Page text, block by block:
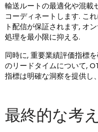
輸送ルートの最適化や混載
コーディネートします. こ
ト配信が保証されます, オ
処理を最小限に抑える.
同時に, 重要業績評価指標
のリードタイムについて,
指標は明確な洞察を提供し
最終的な考え